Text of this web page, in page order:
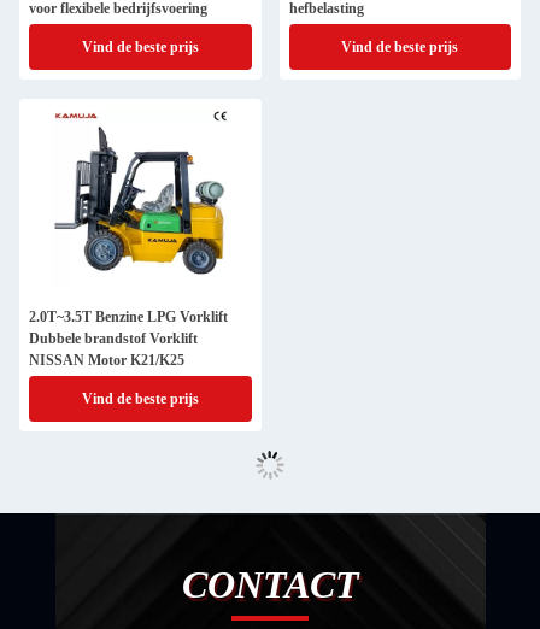
voor flexibele bedrijfsvoering
Vind de beste prijs
hefbelasting
Vind de beste prijs
2.0T~3.5T Benzine LPG Vorklift
Dubbele brandstof Vorklift
NISSAN Motor K21/K25
Vind de beste prijs
CONTACT